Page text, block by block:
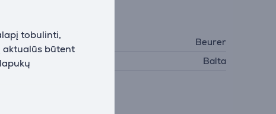
tobulinti,
būtent
Gamintojas
Beurer
Spalva
Balta